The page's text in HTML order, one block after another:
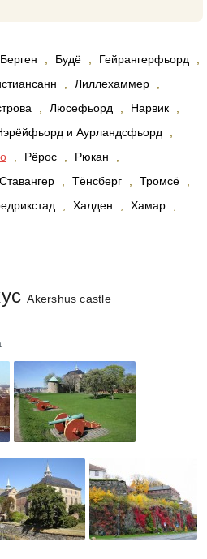
Берген Будё Гейрангерфьорд
Лиллехаммер
Люсефьорд Нарвик
и Аурландсфьорд
Рёрос Рюкан
Ставангер Тёнсберг Тромсё
Халден Хамар
Akershus castle